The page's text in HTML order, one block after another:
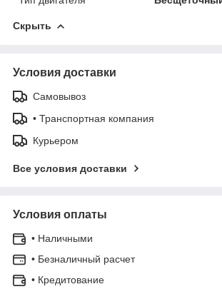
Скрыть
Условия доставки
Самовывоз
• Транспортная компания
Курьером
Все условия доставки
Условия оплаты
• Наличными
• Безналичный расчет
• Кредитование